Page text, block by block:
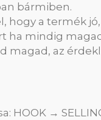
bármiben.
hogy a termék
ha mindig
magad, az
HOOK →